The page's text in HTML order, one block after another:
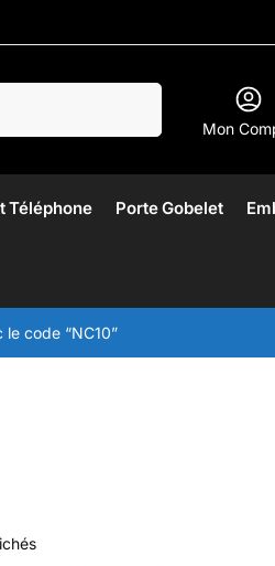
Mon
Téléphone Porte Gobelet
code “NC10”